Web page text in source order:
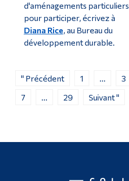
d'aménagements particuliers
pour participer, écrivez à
Diana Rice, au Bureau du
développement durable.
" Précédent 1 ... 3
7
... 29 Suivant "